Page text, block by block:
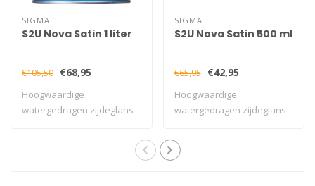
SIGMA
S2U Nova Satin 1 liter
€105,50 €68,95
Hoogwaardige
watergedragen zijdeglans
SIGMA
S2U Nova Satin 500 ml
€65,95 €42,95
Hoogwaardige
watergedragen zijdeglans